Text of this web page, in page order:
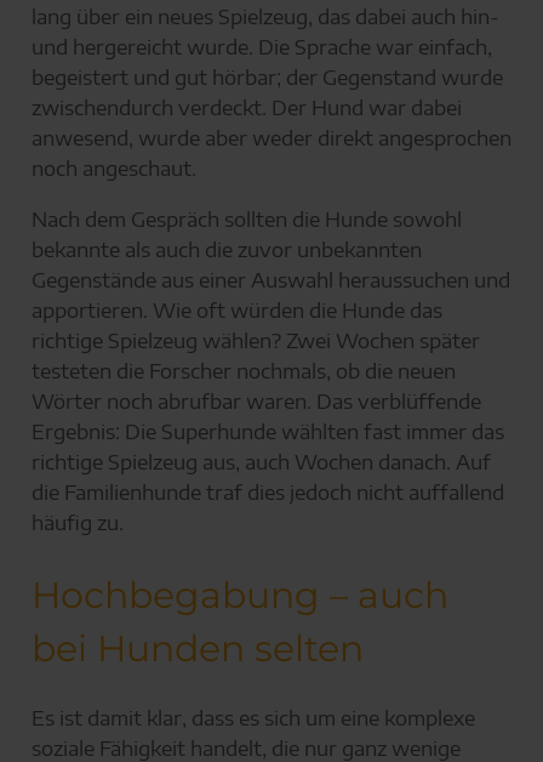
lang über ein neues Spielzeug, das dabei auch hin-
und hergereicht wurde. Die Sprache war einfach,
begeistert und gut hörbar; der Gegenstand wurde
zwischendurch verdeckt. Der Hund war dabei
anwesend, wurde aber weder direkt angesprochen
noch angeschaut.
Nach dem Gespräch sollten die Hunde sowohl
bekannte als auch die zuvor unbekannten
Gegenstände aus einer Auswahl heraussuchen und
apportieren. Wie oft würden die Hunde das
richtige Spielzeug wählen? Zwei Wochen später
testeten die Forscher nochmals, ob die neuen
Wörter noch abrufbar waren. Das verblüffende
Ergebnis: Die Superhunde wählten fast immer das
richtige Spielzeug aus, auch Wochen danach. Auf
die Familienhunde traf dies jedoch nicht auffallend
häufig zu.
Hochbegabung – auch
bei Hunden selten
Es ist damit klar, dass es sich um eine komplexe
soziale Fähigkeit handelt, die nur ganz wenige